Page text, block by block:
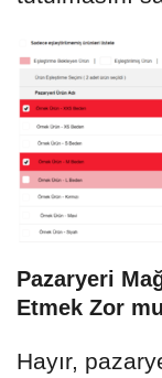
Pazaryeri
Etmek Zor
Hayır,